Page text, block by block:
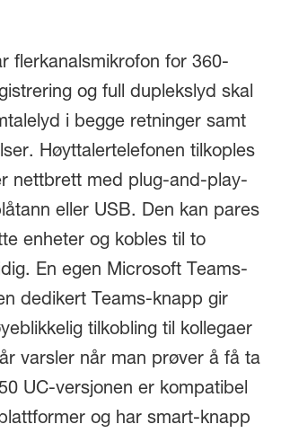
flerkanalsmikrofon for 360-
og full duplekslyd skal
i begge retninger samt
Høyttalertelefonen tilkoples
nettbrett med plug-and-play-
eller USB. Den kan pares
enheter og kobles til to
En egen Microsoft Teams-
dedikert Teams-knapp gir
tilkobling til kollegaer
varsler når man prøver å få ta
UC-versjonen er kompatibel
og har smart-knapp